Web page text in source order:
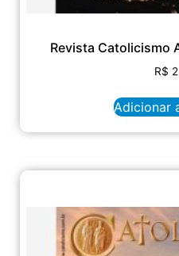
Revista Catolicismo
R$
Adicionar